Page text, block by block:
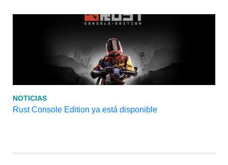
NOTICIAS
Rust Console Edition ya está disponible